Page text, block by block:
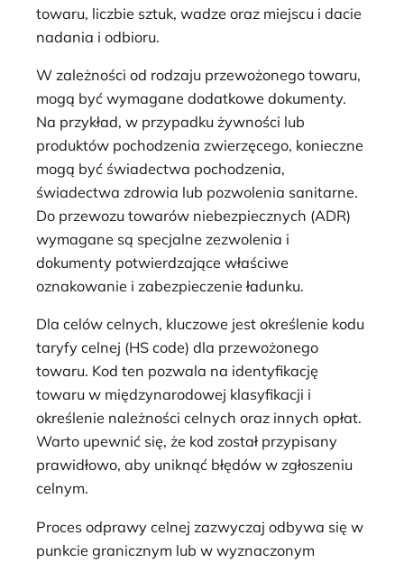
towaru, liczbie sztuk, wadze oraz miejscu i dacie
nadania i odbioru.
W zależności od rodzaju przewożonego towaru,
mogą być wymagane dodatkowe dokumenty.
Na przykład, w przypadku żywności lub
produktów pochodzenia zwierzęcego, konieczne
mogą być świadectwa pochodzenia,
świadectwa zdrowia lub pozwolenia sanitarne.
Do przewozu towarów niebezpiecznych (ADR)
wymagane są specjalne zezwolenia i
dokumenty potwierdzające właściwe
oznakowanie i zabezpieczenie ładunku.
Dla celów celnych, kluczowe jest określenie kodu
taryfy celnej (HS code) dla przewożonego
towaru. Kod ten pozwala na identyfikację
towaru w międzynarodowej klasyfikacji i
określenie należności celnych oraz innych opłat.
Warto upewnić się, że kod został przypisany
prawidłowo, aby uniknąć błędów w zgłoszeniu
celnym.
Proces odprawy celnej zazwyczaj odbywa się w
punkcie granicznym lub w wyznaczonym